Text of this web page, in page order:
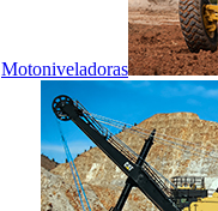
Motoniveladoras